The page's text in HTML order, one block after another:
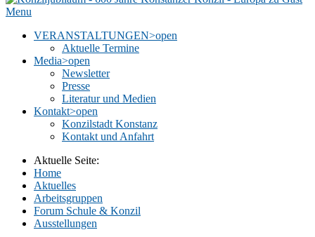
Menu
VERANSTALTUNGEN>open
Aktuelle Termine
Media>open
Newsletter
Presse
Literatur und Medien
Kontakt>open
Konzilstadt Konstanz
Kontakt und Anfahrt
Aktuelle Seite:
Home
Aktuelles
Arbeitsgruppen
Forum Schule & Konzil
Ausstellungen